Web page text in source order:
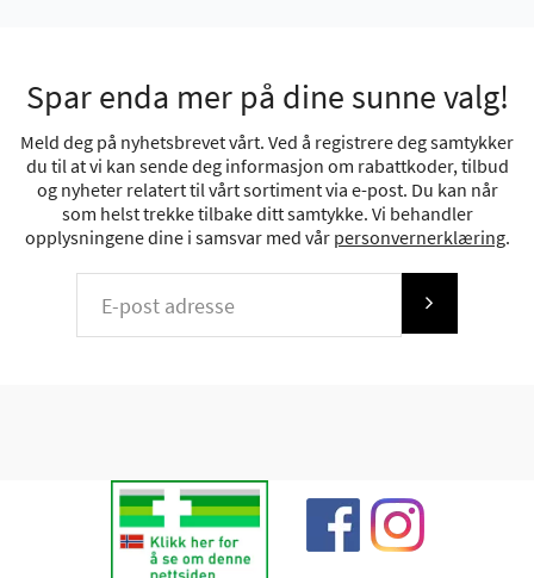
Spar enda mer på dine sunne valg!
Meld deg på nyhetsbrevet vårt. Ved å registrere deg samtykker
du til at vi kan sende deg informasjon om rabattkoder, tilbud
og nyheter relatert til vårt sortiment via e-post. Du kan når
som helst trekke tilbake ditt samtykke. Vi behandler
opplysningene dine i samsvar med vår personvernerklæring.